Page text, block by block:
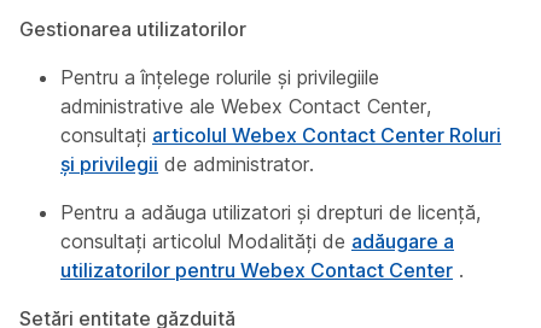
Gestionarea utilizatorilor
Pentru a înțelege rolurile și privilegiile
administrative ale Webex Contact Center,
consultați articolul Webex Contact Center Roluri
și privilegii de administrator.
Pentru a adăuga utilizatori și drepturi de licență,
consultați articolul Modalități de adăugare a
utilizatorilor pentru Webex Contact Center .
Setări entitate găzduită